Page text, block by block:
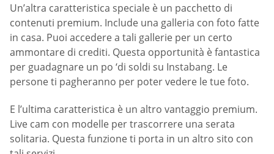
Un’altra caratteristica speciale è un pacchetto di
contenuti premium. Include una galleria con foto fatte
in casa. Puoi accedere a tali gallerie per un certo
ammontare di crediti. Questa opportunità è fantastica
per guadagnare un po ‘di soldi su Instabang. Le
persone ti pagheranno per poter vedere le tue foto.
E l’ultima caratteristica è un altro vantaggio premium.
Live cam con modelle per trascorrere una serata
solitaria. Questa funzione ti porta in un altro sito con